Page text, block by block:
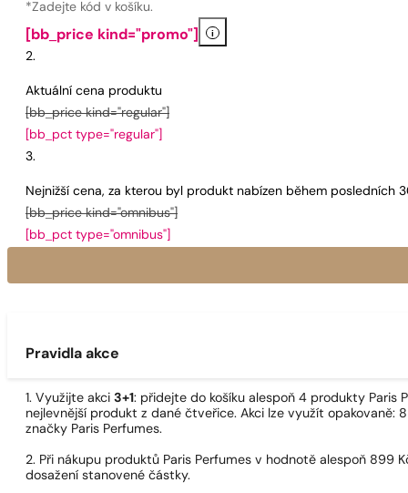
*Zadejte kód v košíku.
[bb_price kind="promo"] i
Aktuální cena produktu
[bb_price kind="regular"]
[bb_pct type="regular"]
Nejnižší cena, za kterou byl produkt nabízen během posledních
[bb_price kind="omnibus"]
[bb_pct type="omnibus"]
Pravidla akce
1. Využijte akci 3+1: přidejte do košíku alespoň 4 produkty
nejlevnější produkt z dané čtveřice. Akci lze využít opakovaně:
značky Paris Perfumes.
2. Při nákupu produktů Paris Perfumes v hodnotě alespoň
dosažení stanovené částky.